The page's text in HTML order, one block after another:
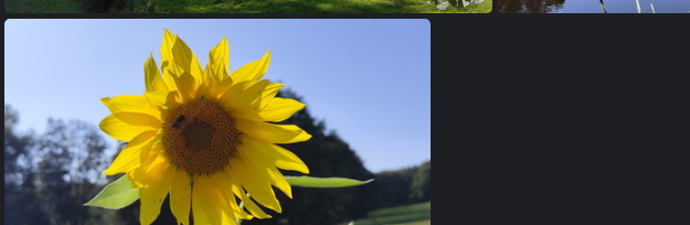
Begegnen - Bewegen - Besinnen